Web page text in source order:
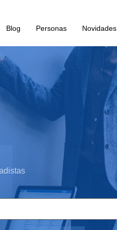
Blog Personas Novidades